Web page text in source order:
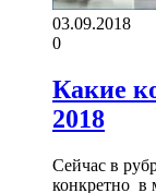
03.09.2018
0
Какие
2018
Сейчас в
конкретно в